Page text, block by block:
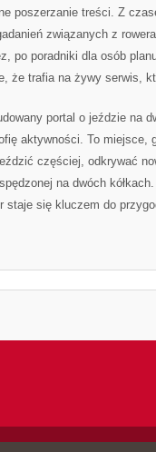
poszerzanie treści. Z
związanych z
po poradniki dla osób
że trafia na żywy serwis,
portal o jeździe na
aktywności. To miejsce,
częściej, odkrywać
na dwóch
staje się kluczem do